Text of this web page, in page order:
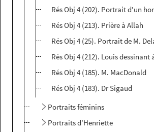
Rés Obj 4 (202). Portrait d'un
Rés Obj 4 (213). Prière à Allah
Rés Obj 4 (25). Portrait de M.
Rés Obj 4 (212). Louis
Rés Obj 4 (185). M. MacDonald
Rés Obj 4 (183). Dr Sigaud
Portraits féminins
Portraits d’Henriette